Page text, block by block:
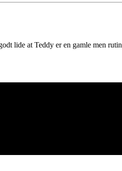
lide at Teddy er en gamle men